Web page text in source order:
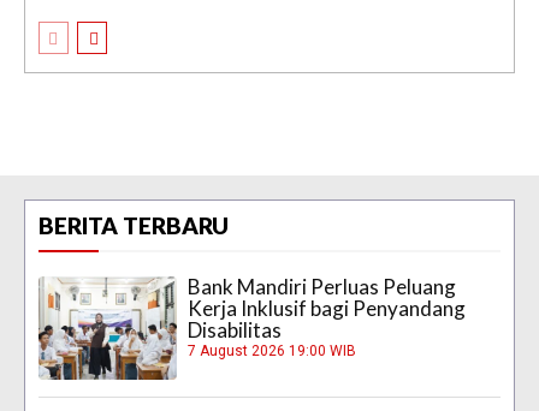
BERITA TERBARU
Bank Mandiri Perluas Peluang
Kerja Inklusif bagi Penyandang
Disabilitas
7 August 2026 19:00 WIB